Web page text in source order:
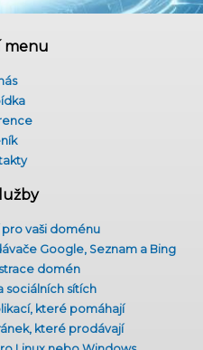
menu
vaši doménu
Google, Seznam a Bing
domén
sociálních sítích
které pomáhají
které prodávají